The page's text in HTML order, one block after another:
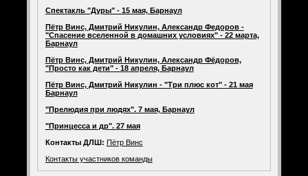
Спектакль "Дуры" - 15 мая, Барнаул
Пётр Винс, Дмитрий Никулин, Александр Федоров -
"Спасение вселенной в домашних условиях" - 22 марта,
Барнаул
Пётр Винс, Дмитрий Никулин, Александр Фёдоров,
"Просто как дети" - 18 апреля, Барнаул
Пётр Винс, Дмитрий Никулин - "Три плюс кот" - 21 мая
Барнаул
"Прелюдия при людях". 7 мая, Барнаул
"Принцесса и др". 27 мая
Контакты ДЛШ: Пётр Винс
Контакты участников команды